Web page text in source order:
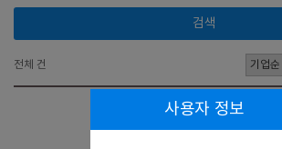
검색
전체 건
사용자 정보